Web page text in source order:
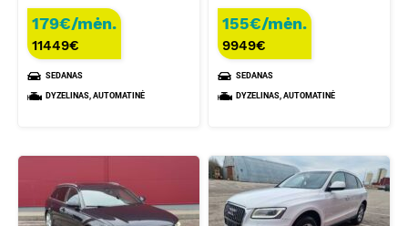
179€/mėn.
11449€
SEDANAS
DYZELINAS, AUTOMATINĖ
155€/mėn.
9949€
SEDANAS
DYZELINAS, AUTOMATINĖ